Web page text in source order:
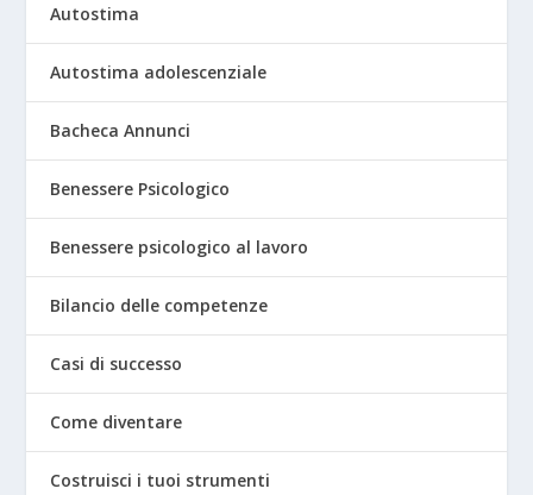
Autostima
Autostima adolescenziale
Bacheca Annunci
Benessere Psicologico
Benessere psicologico al lavoro
Bilancio delle competenze
Casi di successo
Come diventare
Costruisci i tuoi strumenti